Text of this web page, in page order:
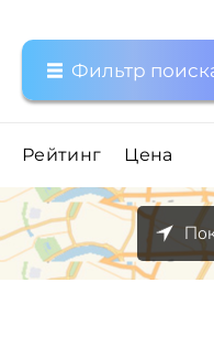
Фильтр
Рейтинг Цена